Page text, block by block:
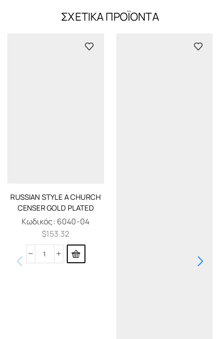
ΣΧΕΤΙΚΆ ΠΡΟΪΌΝΤΑ
RUSSIAN STYLE A CHURCH
CENSER GOLD PLATED
Κωδικός: 6040-04
$153.32